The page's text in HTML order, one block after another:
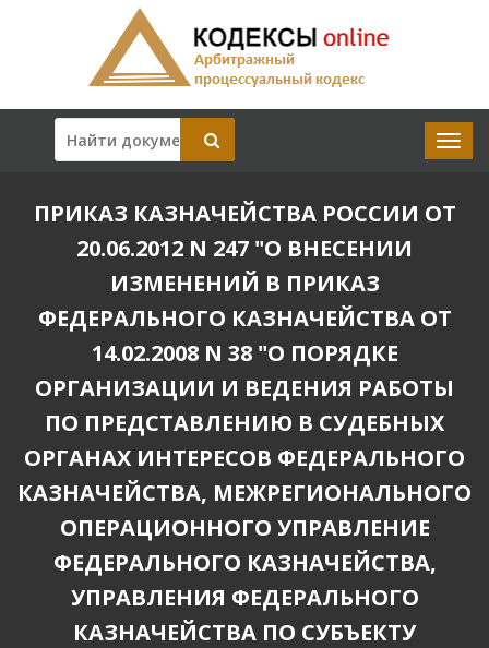
ПРИКАЗ КАЗНАЧЕЙСТВА РОССИИ ОТ
20.06.2012 N 247 "О ВНЕСЕНИИ
ИЗМЕНЕНИЙ В ПРИКАЗ
ФЕДЕРАЛЬНОГО КАЗНАЧЕЙСТВА ОТ
14.02.2008 N 38 "О ПОРЯДКЕ
ОРГАНИЗАЦИИ И ВЕДЕНИЯ РАБОТЫ
ПО ПРЕДСТАВЛЕНИЮ В СУДЕБНЫХ
ОРГАНАХ ИНТЕРЕСОВ ФЕДЕРАЛЬНОГО
КАЗНАЧЕЙСТВА, МЕЖРЕГИОНАЛЬНОГО
ОПЕРАЦИОННОГО УПРАВЛЕНИЕ
ФЕДЕРАЛЬНОГО КАЗНАЧЕЙСТВА,
УПРАВЛЕНИЯ ФЕДЕРАЛЬНОГО
КАЗНАЧЕЙСТВА ПО СУБЪЕКТУ